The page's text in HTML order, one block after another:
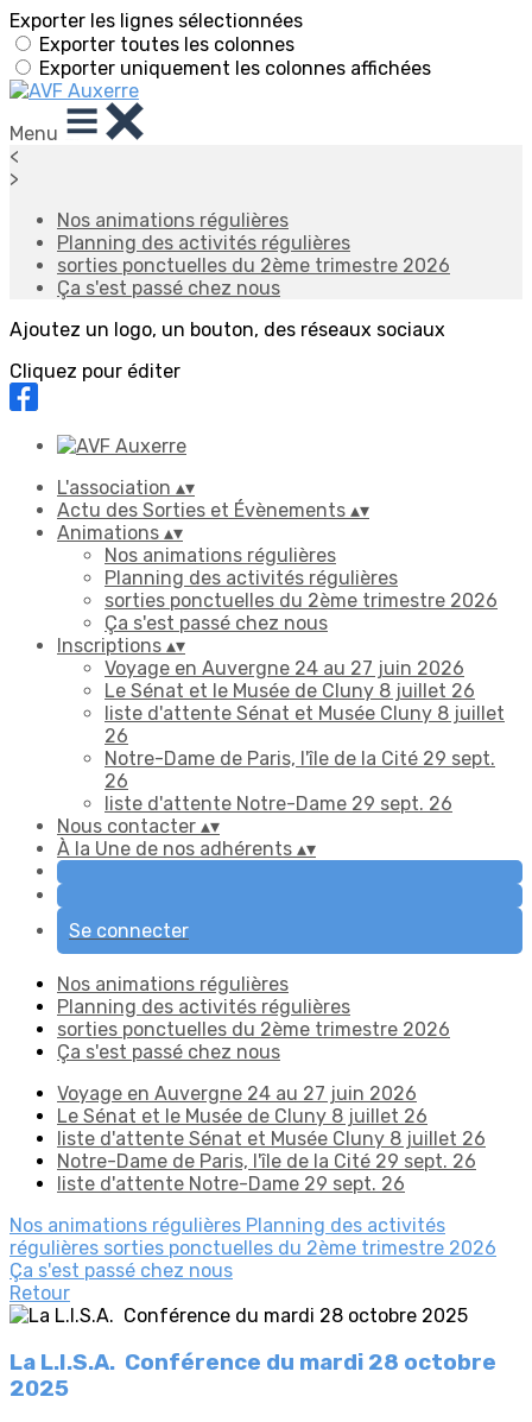
Exporter les lignes sélectionnées
Exporter toutes les colonnes
Exporter uniquement les colonnes affichées
Menu
<
>
Nos animations régulières
Planning des activités régulières
sorties ponctuelles du 2ème trimestre 2026
Ça s'est passé chez nous
Ajoutez un logo, un bouton, des réseaux sociaux
Cliquez pour éditer
L'association ▴▾
Actu des Sorties et Évènements ▴▾
Animations ▴▾
Nos animations régulières
Planning des activités régulières
sorties ponctuelles du 2ème trimestre 2026
Ça s'est passé chez nous
Inscriptions ▴▾
Voyage en Auvergne 24 au 27 juin 2026
Le Sénat et le Musée de Cluny 8 juillet 26
liste d'attente Sénat et Musée Cluny 8 juillet
26
Notre-Dame de Paris, l'île de la Cité 29 sept.
26
liste d'attente Notre-Dame 29 sept. 26
Nous contacter ▴▾
À la Une de nos adhérents ▴▾
Se connecter
Nos animations régulières
Planning des activités régulières
sorties ponctuelles du 2ème trimestre 2026
Ça s'est passé chez nous
Voyage en Auvergne 24 au 27 juin 2026
Le Sénat et le Musée de Cluny 8 juillet 26
liste d'attente Sénat et Musée Cluny 8 juillet 26
Notre-Dame de Paris, l'île de la Cité 29 sept. 26
liste d'attente Notre-Dame 29 sept. 26
Nos animations régulières Planning des activités
régulières sorties ponctuelles du 2ème trimestre 2026
Ça s'est passé chez nous
Retour
La L.I.S.A. Conférence du mardi 28 octobre
2025